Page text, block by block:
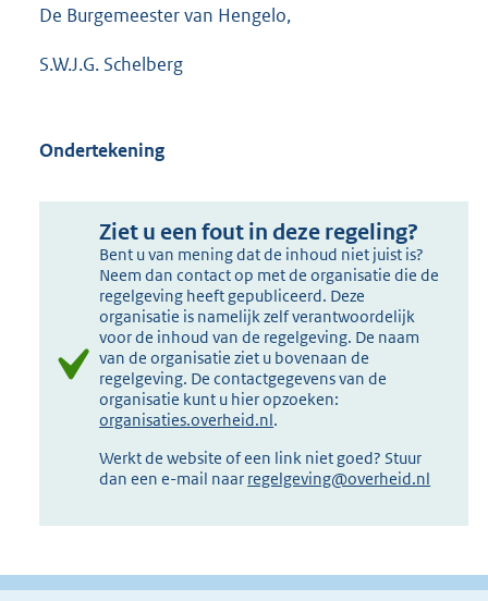
De Burgemeester van Hengelo,
S.W.J.G. Schelberg
Ondertekening
Ziet u een fout in deze regeling?
Bent u van mening dat de inhoud niet juist is?
Neem dan contact op met de organisatie die de
regelgeving heeft gepubliceerd. Deze
organisatie is namelijk zelf verantwoordelijk
voor de inhoud van de regelgeving. De naam
van de organisatie ziet u bovenaan de
regelgeving. De contactgegevens van de
organisatie kunt u hier opzoeken:
organisaties.overheid.nl.
Werkt de website of een link niet goed? Stuur
dan een e-mail naar regelgeving@overheid.nl